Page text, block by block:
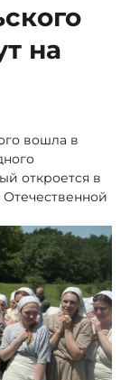
на
вошла в
откроется в